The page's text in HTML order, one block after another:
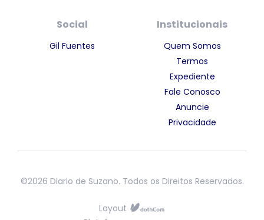
Social
Gil Fuentes
Institucionais
Quem Somos
Termos
Expediente
Fale Conosco
Anuncie
Privacidade
©2026 Diario de Suzano. Todos os Direitos Reservados.
Layout